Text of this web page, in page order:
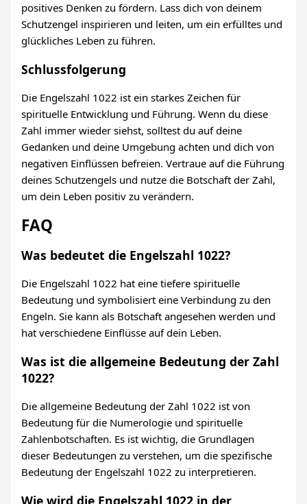
positives Denken zu fördern. Lass dich von deinem
Schutzengel inspirieren und leiten, um ein erfülltes und
glückliches Leben zu führen.
Schlussfolgerung
Die Engelszahl 1022 ist ein starkes Zeichen für
spirituelle Entwicklung und Führung. Wenn du diese
Zahl immer wieder siehst, solltest du auf deine
Gedanken und deine Umgebung achten und dich von
negativen Einflüssen befreien. Vertraue auf die Führung
deines Schutzengels und nutze die Botschaft der Zahl,
um dein Leben positiv zu verändern.
FAQ
Was bedeutet die Engelszahl 1022?
Die Engelszahl 1022 hat eine tiefere spirituelle
Bedeutung und symbolisiert eine Verbindung zu den
Engeln. Sie kann als Botschaft angesehen werden und
hat verschiedene Einflüsse auf dein Leben.
Was ist die allgemeine Bedeutung der Zahl
1022?
Die allgemeine Bedeutung der Zahl 1022 ist von
Bedeutung für die Numerologie und spirituelle
Zahlenbotschaften. Es ist wichtig, die Grundlagen
dieser Bedeutungen zu verstehen, um die spezifische
Bedeutung der Engelszahl 1022 zu interpretieren.
Wie wird die Engelszahl 1022 in der